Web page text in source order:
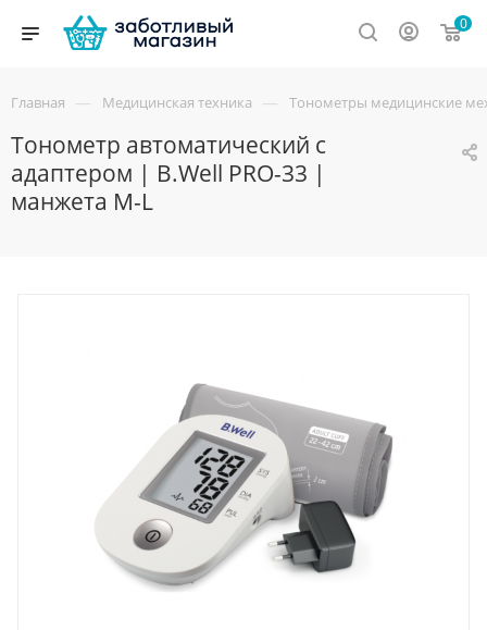
0
Главная — Медицинская техника — Тонометры медицинские
Тонометр автоматический с
адаптером | B.Well PRO-33 |
манжета M-L